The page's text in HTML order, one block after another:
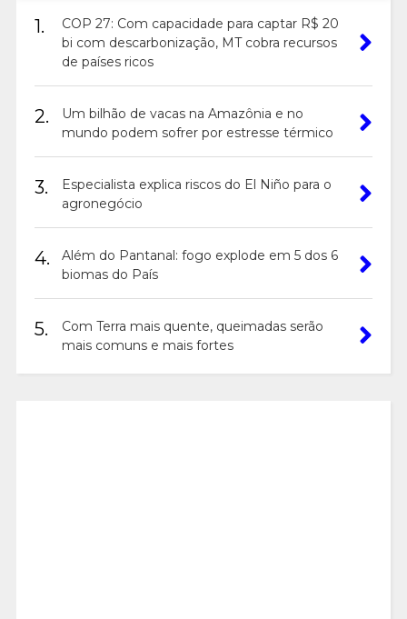
1.
COP 27: Com capacidade para captar R$ 20
bi com descarbonização, MT cobra recursos
de países ricos
2.
Um bilhão de vacas na Amazônia e no
mundo podem sofrer por estresse térmico
3.
Especialista explica riscos do El Niño para o
agronegócio
4.
Além do Pantanal: fogo explode em 5 dos 6
biomas do País
5.
Com Terra mais quente, queimadas serão
mais comuns e mais fortes